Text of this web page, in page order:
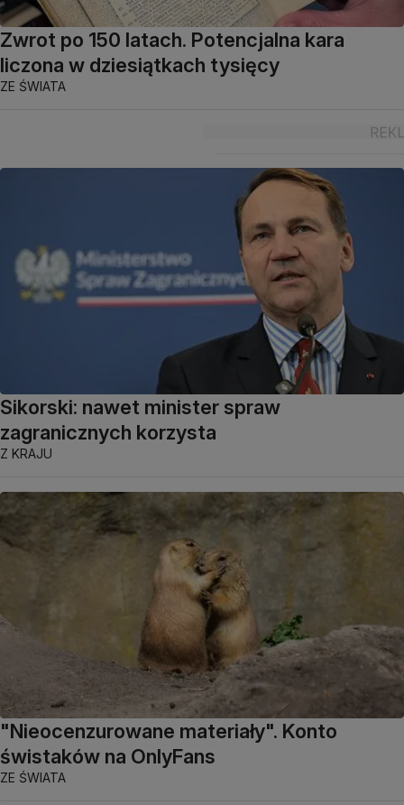
Zwrot po 150 latach. Potencjalna kara
liczona w dziesiątkach tysięcy
ZE ŚWIATA
Sikorski: nawet minister spraw
zagranicznych korzysta
Z KRAJU
"Nieocenzurowane materiały". Konto
świstaków na OnlyFans
ZE ŚWIATA